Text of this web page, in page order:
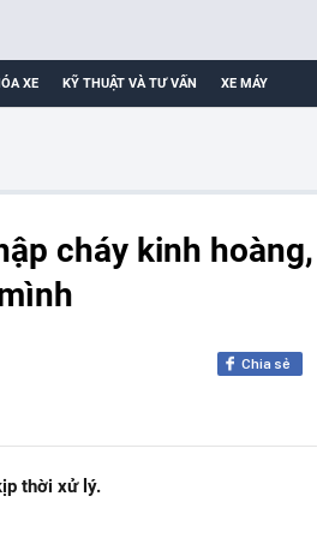
XE KỸ THUẬT VÀ TƯ VẤN XE MÁY
cháy kinh hoàng,
Chia sẻ
thời xử lý.